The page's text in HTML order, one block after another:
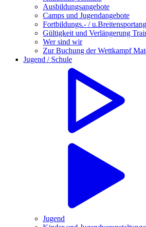
Ausbildungsangebote
Camps und Jugendangebote
Fortbildungs.- /
Gültigkeit und Verlängerung
Wer sind wir
Zur Buchung der Wettkampf
Jugend / Schule
Jugend